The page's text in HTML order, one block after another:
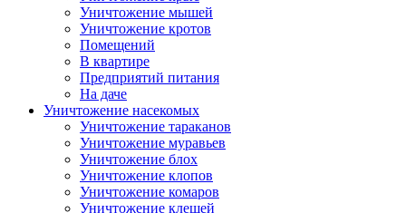
Уничтожение мышей
Уничтожение кротов
Помещений
В квартире
Предприятий питания
На даче
Уничтожение насекомых
Уничтожение тараканов
Уничтожение муравьев
Уничтожение блох
Уничтожение клопов
Уничтожение комаров
Уничтожение клещей